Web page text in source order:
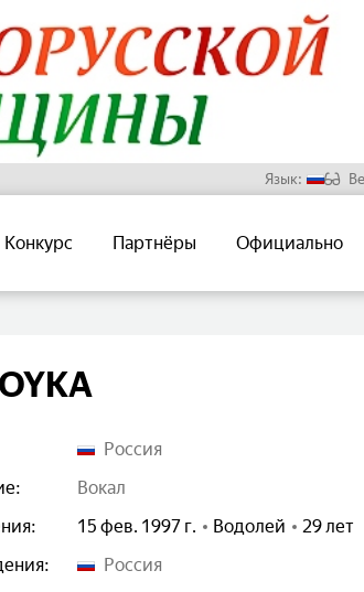
Язык:
Конкурс Партнёры Официально
Россия
вокал
15 фев. 1997 г. Водолей
29 лет
Россия